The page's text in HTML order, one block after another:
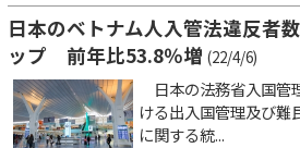
日本のベトナム人入管法違反者
ップ 前年比53.8％増 (22/4/6)
日本の法務省入国管
ける出入国管理及び
に関する統...